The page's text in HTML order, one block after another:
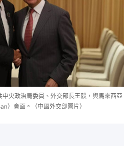
央政治局委員、外交部長王毅，與馬來西亞
）會面。（中國外交部圖片）